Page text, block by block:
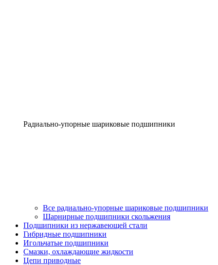
Радиально-упорные шариковые подшипники
Все радиально-упорные шариковые подшипники
Шарнирные подшипники скольжения
Подшипники из нержавеющей стали
Гибридные подшипники
Игольчатые подшипники
Смазки, охлаждающие жидкости
Цепи приводные